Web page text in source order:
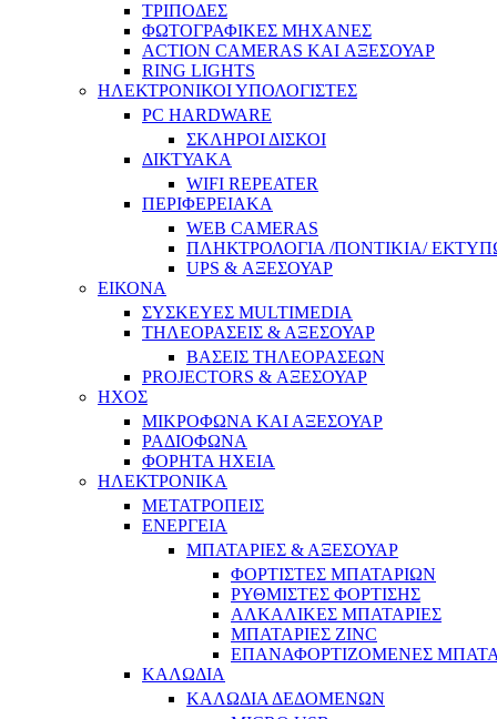
ΤΡΙΠΟΔΕΣ
ΦΩΤΟΓΡΑΦΙΚΕΣ ΜΗΧΑΝΕΣ
ACTION CAMERAS KAI ΑΞΕΣΟΥΑΡ
RING LIGHTS
ΗΛΕΚΤΡΟΝΙΚΟΙ ΥΠΟΛΟΓΙΣΤΕΣ
PC HARDWARE
ΣΚΛΗΡΟΙ ΔΙΣΚΟΙ
ΔΙΚΤΥΑΚΑ
WIFI REPEATER
ΠΕΡΙΦΕΡΕΙΑΚΑ
WEB CAMERAS
ΠΛΗΚΤΡΟΛΟΓΙΑ /ΠΟΝΤΙΚΙΑ/
UPS & ΑΞΕΣΟΥΑΡ
ΕΙΚΟΝΑ
ΣΥΣΚΕΥΕΣ MULTIMEDIA
ΤΗΛΕΟΡΑΣΕΙΣ & ΑΞΕΣΟΥΑΡ
ΒΑΣΕΙΣ ΤΗΛΕΟΡΑΣΕΩΝ
PROJECTORS & ΑΞΕΣΟΥΑΡ
ΗΧΟΣ
ΜΙΚΡΟΦΩΝΑ ΚΑΙ ΑΞΕΣΟΥΑΡ
ΡΑΔΙΟΦΩΝΑ
ΦΟΡΗΤΑ ΗΧΕΙΑ
ΗΛΕΚΤΡΟΝΙΚΑ
ΜΕΤΑΤΡΟΠΕΙΣ
ΕΝΕΡΓΕΙΑ
ΜΠΑΤΑΡΙΕΣ & ΑΞΕΣΟΥΑΡ
ΦΟΡΤΙΣΤΕΣ ΜΠΑΤΑΡΙΩΝ
ΡΥΘΜΙΣΤΕΣ ΦΟΡΤΙΣΗΣ
ΑΛΚΑΛΙΚΕΣ ΜΠΑΤΑΡΙΕΣ
ΜΠΑΤΑΡΙΕΣ ZINC
ΕΠΑΝΑΦΟΡΤΙΖΟΜΕΝΕΣ
ΚΑΛΩΔΙΑ
ΚΑΛΩΔΙΑ ΔΕΔΟΜΕΝΩΝ